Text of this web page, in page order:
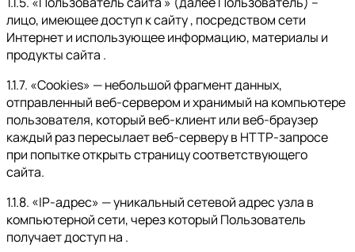
лицо, имеющее доступ к сайту , посредством сети
Интернет и использующее информацию, материалы и
продукты сайта .
1.1.7. «Cookies» — небольшой фрагмент данных,
отправленный веб-сервером и хранимый на компьютере
пользователя, который веб-клиент или веб-браузер
каждый раз пересылает веб-серверу в HTTP-запросе
при попытке открыть страницу соответствующего
сайта.
1.1.8. «IP-адрес» — уникальный сетевой адрес узла в
компьютерной сети, через который Пользователь
получает доступ на .